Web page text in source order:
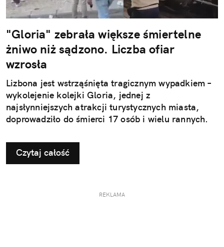
"Gloria" zebrała większe śmiertelne
żniwo niż sądzono. Liczba ofiar
wzrosła
Lizbona jest wstrząśnięta tragicznym wypadkiem –
wykolejenie kolejki Gloria, jednej z
najsłynniejszych atrakcji turystycznych miasta,
doprowadziło do śmierci 17 osób i wielu rannych.
Czytaj całość
REKLAMA